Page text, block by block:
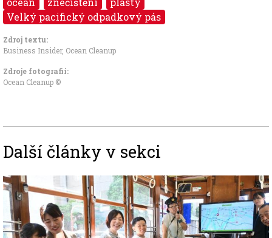
Velký pacifický odpadkový pás
Zdroj textu:
Business Insider, Ocean Cleanup
Zdroje fotografii:
Ocean Cleanup ©
Další články v sekci
Image